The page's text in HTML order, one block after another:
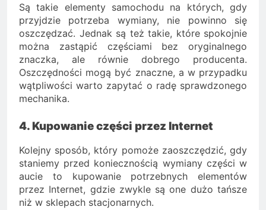
Są takie elementy samochodu na których, gdy
przyjdzie potrzeba wymiany, nie powinno się
oszczędzać. Jednak są też takie, które spokojnie
można zastąpić częściami bez oryginalnego
znaczka, ale równie dobrego producenta.
Oszczędności mogą być znaczne, a w przypadku
wątpliwości warto zapytać o radę sprawdzonego
mechanika.
4. Kupowanie części przez Internet
Kolejny sposób, który pomoże zaoszczędzić, gdy
staniemy przed koniecznością wymiany części w
aucie to kupowanie potrzebnych elementów
przez Internet, gdzie zwykle są one dużo tańsze
niż w sklepach stacjonarnych.